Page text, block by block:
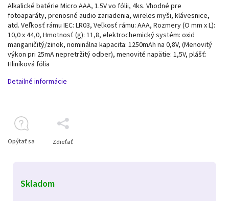
Skladom
Alkalické batérie Micro AAA, 1.5V vo fólii, 4ks. Vhodné pre
fotoaparáty, prenosné audio zariadenia, wireles myši, klávesnice,
atd. Veľkosť rámu IEC: LR03, Veľkosť rámu: AAA, Rozmery (O mm x L):
10,0 x 44,0, Hmotnosť (g): 11,8, elektrochemický systém: oxid
manganičitý/zinok, nominálna kapacita: 1250mAh na 0,8V, (Menovitý
výkon pri 25mA nepretržitý odber), menovité napätie: 1,5V, plášť:
Hliníková fólia
Detailné informácie
Opýtať sa Zdieľať